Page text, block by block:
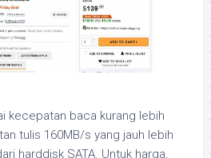
kecepatan baca kurang lebih
tulis 160MB/s yang jauh lebih
harddisk SATA. Untuk harga,